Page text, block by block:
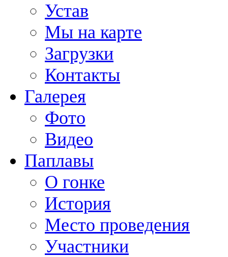
Устав
Мы на карте
Загрузки
Контакты
Галерея
Фото
Видео
Паплавы
О гонке
История
Место проведения
Участники